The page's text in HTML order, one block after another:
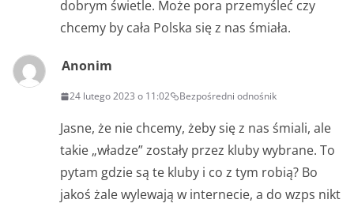
dobrym świetle. Może pora przemyśleć czy
chcemy by cała Polska się z nas śmiała.
Anonim
24 lutego 2023 o 11:02 Bezpośredni odnośnik
Jasne, że nie chcemy, żeby się z nas śmiali, ale
takie „władze” zostały przez kluby wybrane. To
pytam gdzie są te kluby i co z tym robią? Bo
jakoś żale wylewają w internecie, a do wzps nikt